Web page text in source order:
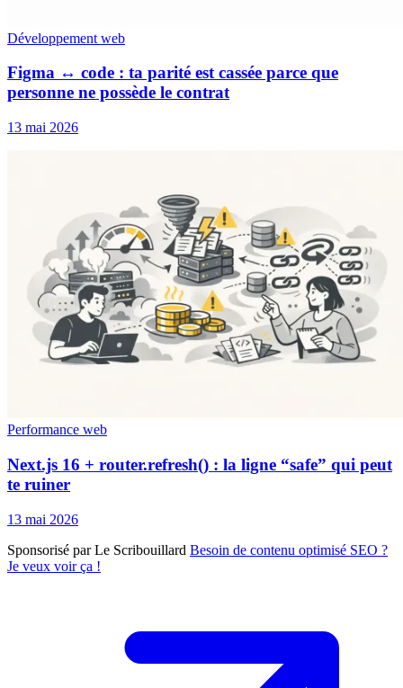
Développement web
Figma ↔ code : ta parité est cassée parce que
personne ne possède le contrat
13 mai 2026
Performance web
Next.js 16 + router.refresh() : la ligne “safe” qui peut
te ruiner
13 mai 2026
Sponsorisé par Le Scribouillard Besoin de contenu optimisé SEO ?
Je veux voir ça !